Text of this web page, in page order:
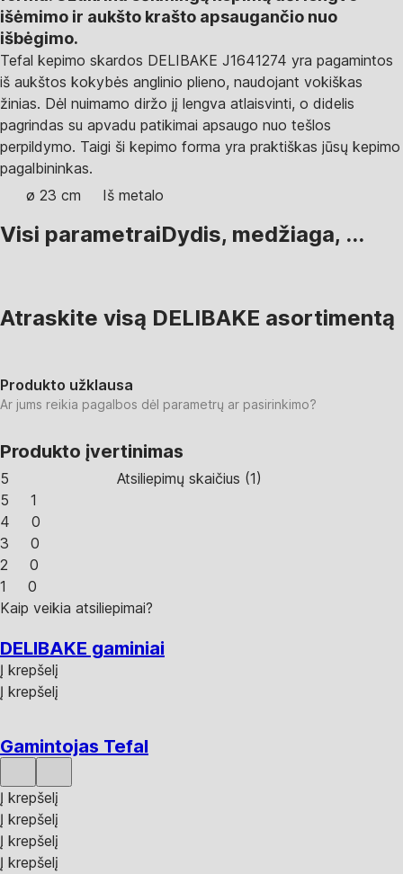
išėmimo ir aukšto krašto apsaugančio nuo
išbėgimo.
Tefal kepimo skardos DELIBAKE J1641274 yra pagamintos
iš aukštos kokybės anglinio plieno, naudojant vokiškas
žinias. Dėl nuimamo diržo jį lengva atlaisvinti, o didelis
pagrindas su apvadu patikimai apsaugo nuo tešlos
perpildymo. Taigi ši kepimo forma yra praktiškas jūsų kepimo
pagalbininkas.
ø 23 cm
Iš metalo
Visi parametraiDydis, medžiaga, ...
Atraskite visą DELIBAKE asortimentą
Produkto užklausa
Ar jums reikia pagalbos dėl parametrų ar pasirinkimo?
Produkto įvertinimas
5 Atsiliepimų skaičius (1)
5
1
4
0
3
0
2
0
1
0
Kaip veikia atsiliepimai?
DELIBAKE gaminiai
Į krepšelį
Į krepšelį
Gamintojas Tefal
Į krepšelį
Į krepšelį
Į krepšelį
Į krepšelį